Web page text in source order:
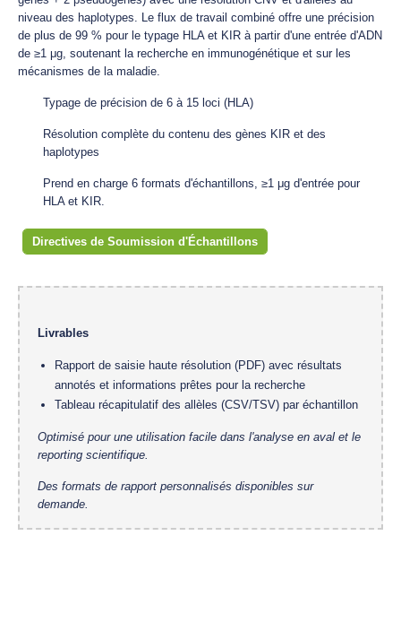
niveau des haplotypes. Le flux de travail combiné offre une précision
de plus de 99 % pour le typage HLA et KIR à partir d'une entrée d'ADN
de ≥1 μg, soutenant la recherche en immunogénétique et sur les
mécanismes de la maladie.
Typage de précision de 6 à 15 loci (HLA)
Résolution complète du contenu des gènes KIR et des
haplotypes
Prend en charge 6 formats d'échantillons, ≥1 μg d'entrée pour
HLA et KIR.
Directives de Soumission d'Échantillons
Livrables
Rapport de saisie haute résolution (PDF) avec résultats
annotés et informations prêtes pour la recherche
Tableau récapitulatif des allèles (CSV/TSV) par échantillon
Optimisé pour une utilisation facile dans l'analyse en aval et le
reporting scientifique.
Des formats de rapport personnalisés disponibles sur
demande.